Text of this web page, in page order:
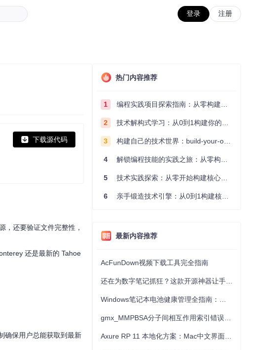
登录 注册
下载源代码
，还要验证文件完整性，
还是最新的 Tahoe
确保用户总能获取到最新
热门内容推荐
1 编程实践项目探索指南：从零构建技术能力体系
2 技术解构式学习：从0到1构建你的编程知识体系
3 构建自己的技术世界：build-your-own-x项目的实践探索指南
4 解锁编程技能的实践之旅：从零构建你的技术世界
5 技术实践探索：从零开始构建核心系统的实践指南
6 亲手锻造技术引擎：从0到1构建核心系统的实践指南
最新内容推荐
AcFunDown视频下载工具完全指南